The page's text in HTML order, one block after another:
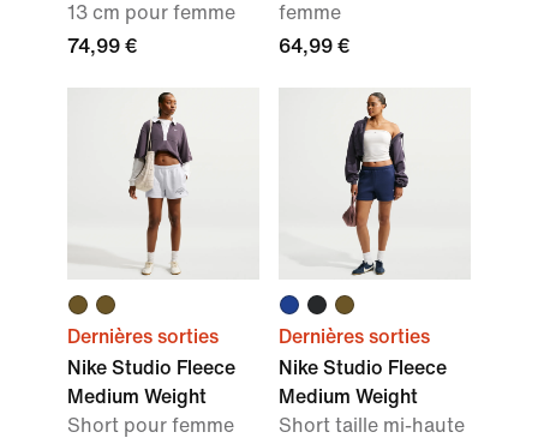
13 cm pour femme
74,99 €
femme
64,99 €
Dernières sorties
Nike Studio Fleece
Medium Weight
Short pour femme
Dernières sorties
Nike Studio Fleece
Medium Weight
Short taille mi-haute